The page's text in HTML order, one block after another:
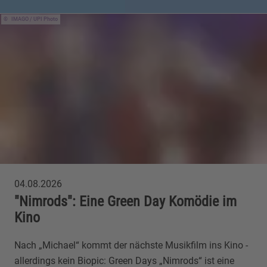
IMAGO / UPI Photo
04.08.2026
"Nimrods": Eine Green Day Komödie im
Kino
Nach „Michael“ kommt der nächste Musikfilm ins Kino -
allerdings kein Biopic: Green Days „Nimrods“ ist eine